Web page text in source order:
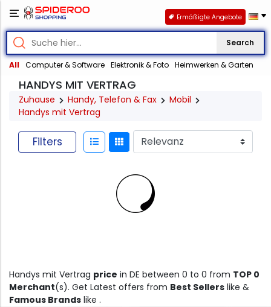
Search
All Computer & Software Elektronik & Foto Heimwerken & Garten
Ermäßigte Angebote
HANDYS MIT VERTRAG
Zuhause Handy, Telefon & Fax
Mobil
Handys mit Vertrag
Filters
Handys mit Vertrag price in DE between 0 to 0 from TOP 0
Merchant(s). Get Latest offers from Best Sellers like &
Famous Brands like .